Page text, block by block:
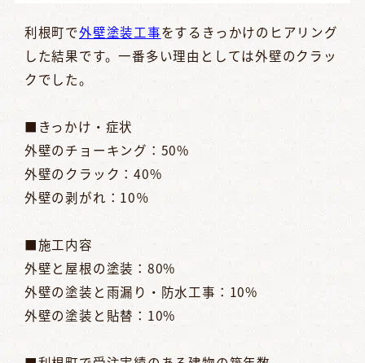
利根町で外壁塗装工事をするきっかけのヒアリング
した結果です。一番多い理由としては外壁のクラッ
クでした。
■きっかけ・症状
外壁のチョーキング：50%
外壁のクラック：40%
外壁の剥がれ：10％
■施工内容
外壁と屋根の塗装：80%
外壁の塗装と雨漏り・防水工事：10%
外壁の塗装と貼替：10%